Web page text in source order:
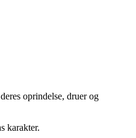
oprindelse, druer og
karakter.